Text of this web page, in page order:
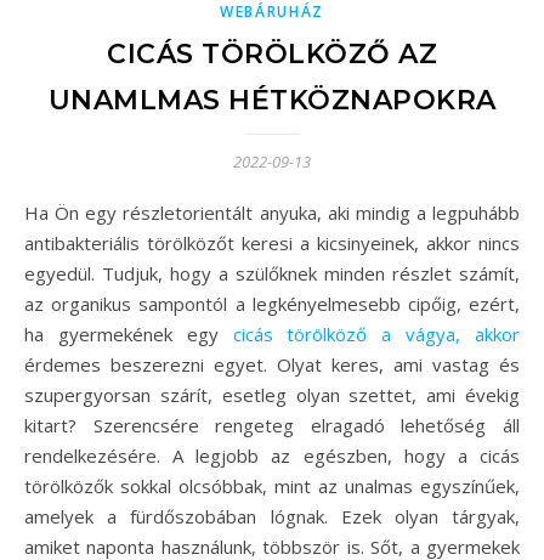
WEBÁRUHÁZ
CICÁS TÖRÖLKÖZŐ AZ
UNAMLMAS HÉTKÖZNAPOKRA
2022-09-13
Ha Ön egy részletorientált anyuka, aki mindig a legpuhább
antibakteriális törölközőt keresi a kicsinyeinek, akkor nincs
egyedül. Tudjuk, hogy a szülőknek minden részlet számít,
az organikus sampontól a legkényelmesebb cipőig, ezért,
ha gyermekének egy cicás törölköző a vágya, akkor
érdemes beszerezni egyet. Olyat keres, ami vastag és
szupergyorsan szárít, esetleg olyan szettet, ami évekig
kitart? Szerencsére rengeteg elragadó lehetőség áll
rendelkezésére.A legjobb az egészben, hogy a cicás
törölközők sokkal olcsóbbak, mint az unalmas egyszínűek,
amelyek a fürdőszobában lógnak. Ezek olyan tárgyak,
amiket naponta használunk, többször is. Sőt, a gyermekek